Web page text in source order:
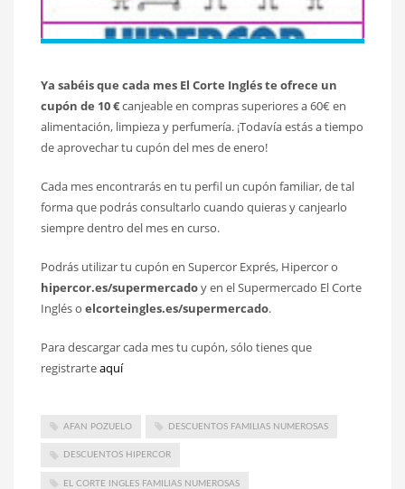
Ya sabéis que cada mes El Corte Inglés te ofrece un
cupón de 10 €canjeable en compras superiores a 60€ en
alimentación, limpieza y perfumería. ¡Todavía estás a tiempo
de aprovechar tu cupón del mes de enero!
Cada mes encontrarás en tu perfil un cupón familiar, de tal
forma que podrás consultarlo cuando quieras y canjearlo
siempre dentro del mes en curso.
Podrás utilizar tu cupón en Supercor Exprés, Hipercor o
hipercor.es/supermercadoy en el Supermercado El Corte
Inglés o elcorteingles.es/supermercado.
Para descargar cada mes tu cupón, sólo tienes que
registrarteaquí
AFAN POZUELO DESCUENTOS FAMILIAS NUMEROSAS
DESCUENTOS HIPERCOR
EL CORTE INGLES FAMILIAS NUMEROSAS